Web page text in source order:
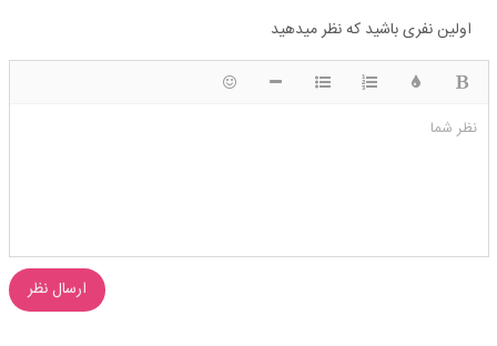
اولین نفری باشید که نظر میدهید
نظر شما
ارسال نظر